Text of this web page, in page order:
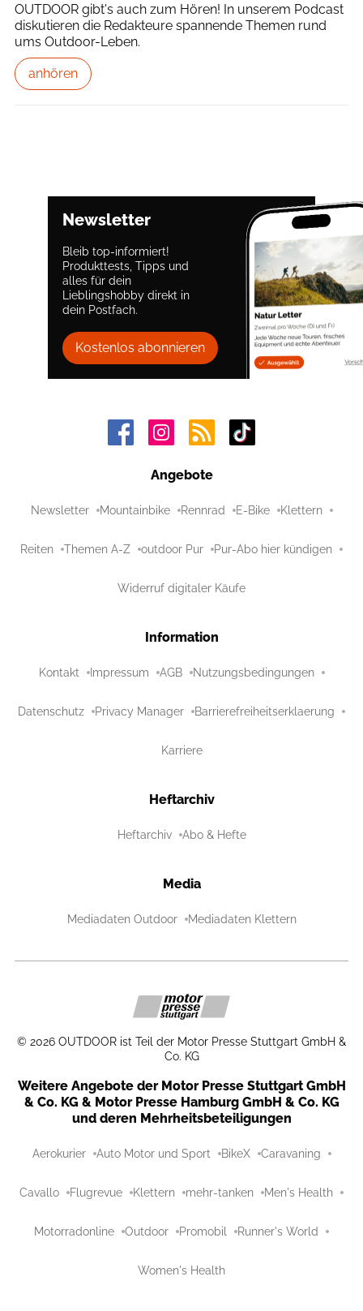
OUTDOOR gibt's auch zum Hören! In unserem Podcast
diskutieren die Redakteure spannende Themen rund
ums Outdoor-Leben.
anhören
Newsletter
Bleib top-informiert!
Produkttests, Tipps und
alles für dein
Lieblingshobby direkt in
dein Postfach.
Kostenlos abonnieren
Angebote
Newsletter Mountainbike Rennrad E-Bike Klettern
Reiten Themen A-Z outdoor Pur Pur-Abo hier kündigen
Widerruf digitaler Käufe
Information
Kontakt Impressum AGB Nutzungsbedingungen
Datenschutz Privacy Manager Barrierefreiheitserklaerung
Karriere
Heftarchiv
Heftarchiv Abo & Hefte
Media
Mediadaten Outdoor Mediadaten Klettern
© 2026 OUTDOOR ist Teil der Motor Presse Stuttgart GmbH &
Co. KG
Weitere Angebote der Motor Presse Stuttgart GmbH
& Co. KG & Motor Presse Hamburg GmbH & Co. KG
und deren Mehrheitsbeteiligungen
Aerokurier Auto Motor und Sport BikeX Caravaning
Cavallo Flugrevue Klettern mehr-tanken Men's Health
Motorradonline Outdoor Promobil Runner's World
Women's Health